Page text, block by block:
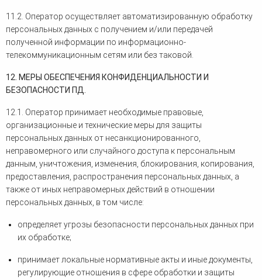
11.2. Оператор осуществляет автоматизированную обработку
персональных данных с получением и/или передачей
полученной информации по информационно-
телекоммуникационным сетям или без таковой.
12. МЕРЫ ОБЕСПЕЧЕНИЯ КОНФИДЕНЦИАЛЬНОСТИ И
БЕЗОПАСНОСТИ ПД.
12.1. Оператор принимает необходимые правовые,
организационные и технические меры для защиты
персональных данных от несанкционированного,
неправомерного или случайного доступа к персональным
данным, уничтожения, изменения, блокирования, копирования,
предоставления, распространения персональных данных, а
также от иных неправомерных действий в отношении
персональных данных, в том числе:
определяет угрозы безопасности персональных данных при
их обработке;
принимает локальные нормативные акты и иные документы,
регулирующие отношения в сфере обработки и защиты